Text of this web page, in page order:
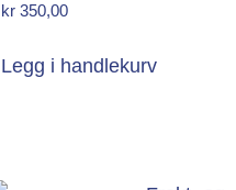
kr 350,00
Legg i handlekurv